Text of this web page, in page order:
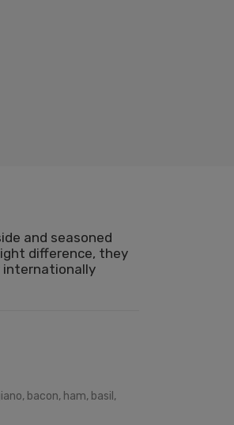
and seasoned
difference, they
internationally
bacon, ham, basil,